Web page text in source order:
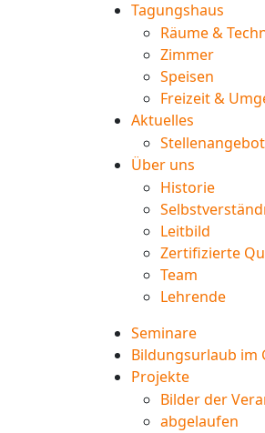
Tagungshaus
Räume &
Zimmer
Speisen
Freizeit &
Aktuelles
Über uns
Historie
Leitbild
Zertifizierte
Team
Lehrende
Seminare
Bildungsurlaub im
Projekte
Bilder der
abgelaufen